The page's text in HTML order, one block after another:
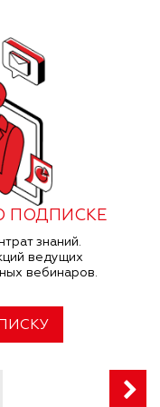
ПОДПИСКЕ
знаний.
ведущих
вебинаров.